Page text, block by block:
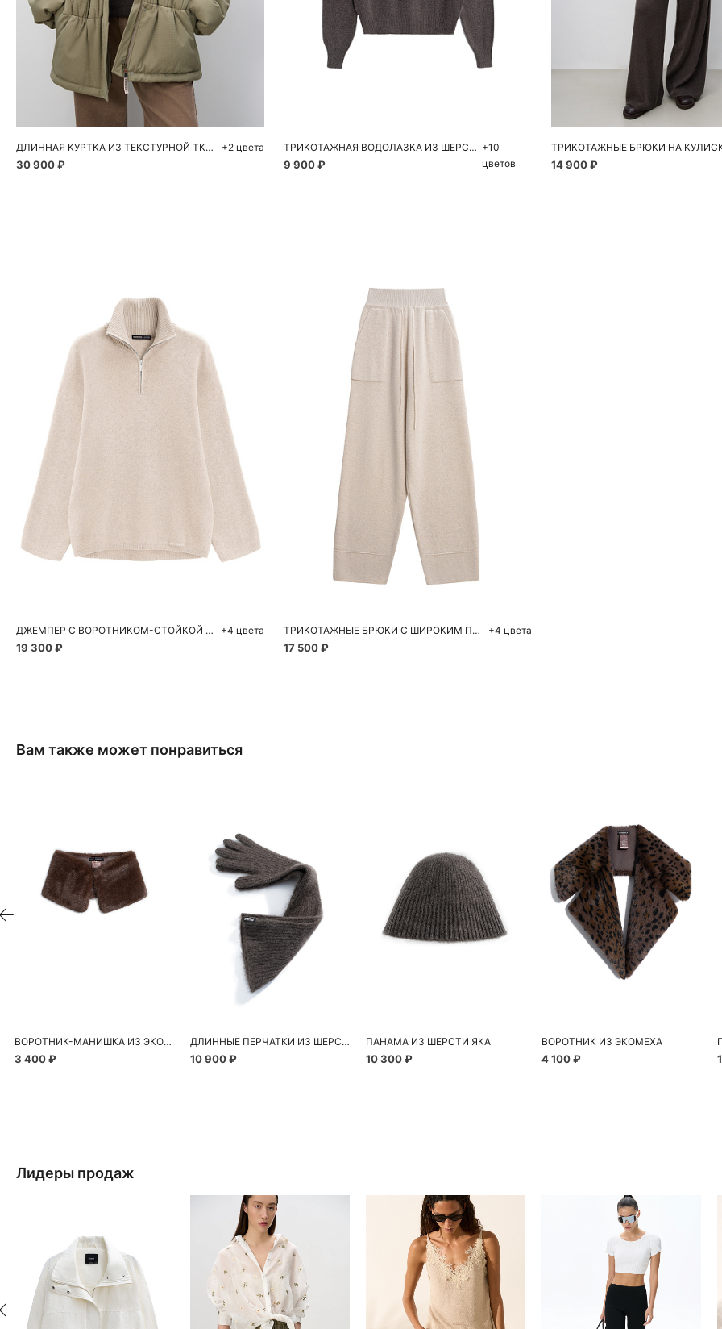
Добавить в корзину
S M
ДЛИННАЯ КУРТКА ИЗ ТЕКСТУРНОЙ ТКАНИ
30 900 ₽
+2 цвета ТРИКОТАЖНАЯ ВОДОЛАЗКА ИЗ ШЕРСТИ
9 900 ₽
+10
цветов
Добавить в
S H2 M H1 M H2
ТРИКОТАЖНЫЕ БРЮКИ НА
14 900 ₽
Добавить в корзину
ДЖЕМПЕР С ВОРОТНИКОМ-СТОЙКОЙ НА МОЛНИИ
19 300 ₽
+4 цвета
Добавить в корзину
ТРИКОТАЖНЫЕ БРЮКИ С ШИРОКИМ ПОЯСОМ
17 500 ₽
+4 цвета
Вам также может понравиться
ВОРОТНИК-МАНИШКА ИЗ ЭКОМЕХА
3 400 ₽
ДЛИННЫЕ ПЕРЧАТКИ ИЗ ШЕРСТИ ЯКА
10 900 ₽
ПАНАМА ИЗ ШЕРСТИ ЯКА
10 300 ₽
ВОРОТНИК ИЗ ЭКОМЕХА
4 100 ₽
Лидеры продаж